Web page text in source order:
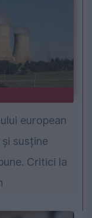
european
susține
Critici la